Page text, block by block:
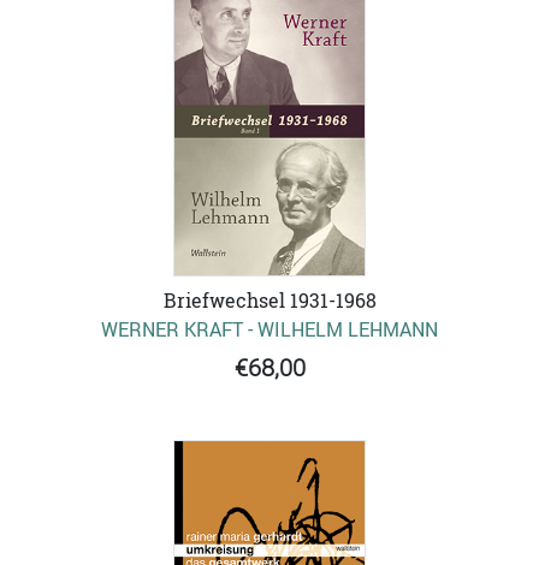
Briefwechsel 1931-1968
WERNER KRAFT - WILHELM LEHMANN
€68,00